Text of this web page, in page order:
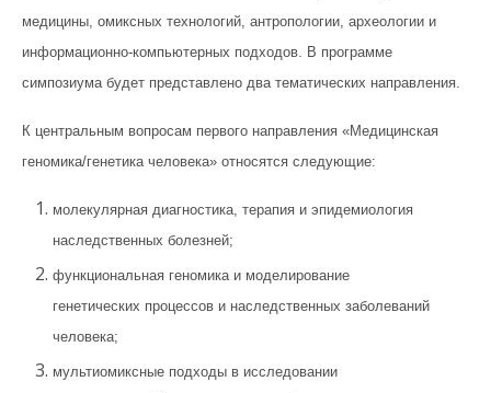
медицины, омиксных технологий, антропологии, археологии и
информационно-компьютерных подходов. В программе
симпозиума будет представлено два тематических направления.
К центральным вопросам первого направления «Медицинская
геномика/генетика человека» относятся следующие:
молекулярная диагностика, терапия и эпидемиология
наследственных болезней;
функциональная геномика и моделирование
генетических процессов и наследственных заболеваний
человека;
мультиомиксные подходы в исследовании